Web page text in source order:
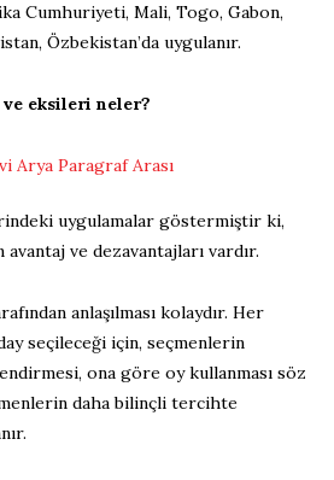
Cumhuriyeti, Mali, Togo, Gabon,
Özbekistan’da uygulanır.
eksileri neler?
uygulamalar göstermiştir ki,
ve dezavantajları vardır.
anlaşılması kolaydır. Her
seçileceği için, seçmenlerin
ona göre oy kullanması söz
daha bilinçli tercihte